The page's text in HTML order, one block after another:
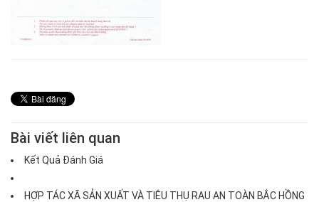
Bài viết liên quan
Kết Quả Đánh Giá
HỢP TÁC XÃ SẢN XUẤT VÀ TIÊU THỤ RAU AN TOÀN BẮC HỒNG